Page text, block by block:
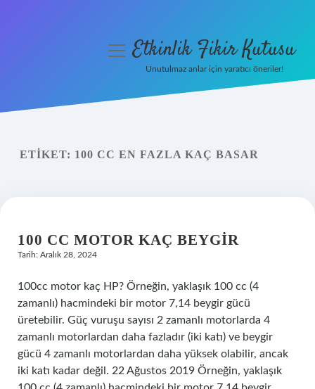
Yasal Uyarı
menüyüEtkinlik Fikir Kutusu
Unutulmaz anlar için yaratıcı öneriler!
ETIKET: 100 CC EN FAZLA KAÇ BASAR
100 CC MOTOR KAÇ BEYGIR
Tarih: Aralık 28, 2024
100cc motor kaç HP? Örneğin, yaklaşık 100 cc (4
zamanlı) hacmindeki bir motor 7,14 beygir gücü
üretebilir. Güç vuruşu sayısı 2 zamanlı motorlarda 4
zamanlı motorlardan daha fazladır (iki katı) ve beygir
gücü 4 zamanlı motorlardan daha yüksek olabilir, ancak
iki katı kadar değil. 22 Ağustos 2019 Örneğin, yaklaşık